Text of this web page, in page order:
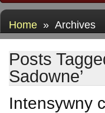
Home » Archives
Posts
Sadowne’
Intensywny